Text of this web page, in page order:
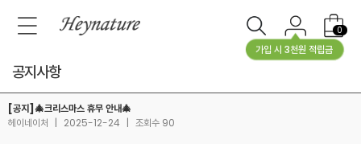
가입 시 3천원 적립금
0
공지사항
[공지]🎄크리스마스 휴무 안내🎄
헤이네이처 | 2025-12-24 | 조회수 90